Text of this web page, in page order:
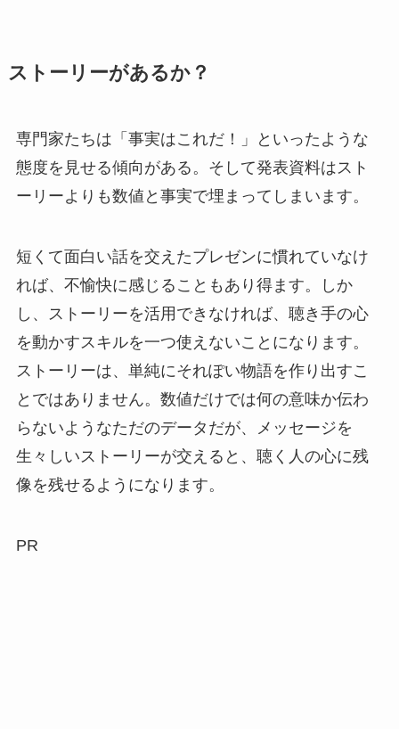
ストーリーがあるか？
専門家たちは「事実はこれだ！」といったような
態度を見せる傾向がある。そして発表資料はスト
ーリーよりも数値と事実で埋まってしまいます。
短くて面白い話を交えたプレゼンに慣れていなけ
れば、不愉快に感じることもあり得ます。しか
し、ストーリーを活用できなければ、聴き手の心
を動かすスキルを一つ使えないことになります。
ストーリーは、単純にそれぽい物語を作り出すこ
とではありません。数値だけでは何の意味か伝わ
らないようなただのデータだが、メッセージを
生々しいストーリーが交えると、聴く人の心に残
像を残せるようになります。
PR